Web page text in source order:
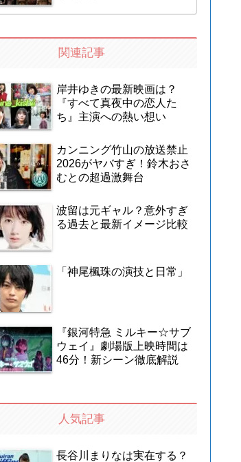
関連記事
岸井ゆきの最新映画は？
『すべて真夜中の恋人た
ち』主演への熱い想い
カンニング竹山の放送禁止
2026がヤバすぎ！鈴木おさ
むとの超過激舞台
波留は元ギャル？意外すぎ
る過去と最新イメージ比較
「神尾楓珠の演技と日常」
『銀河特急 ミルキー☆サブ
ウェイ』劇場版上映時間は
46分！新シーン徹底解説
人気記事
長谷川まりなは実在する？